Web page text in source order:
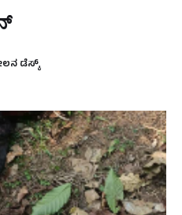
ಡೆಸ್ಕ್